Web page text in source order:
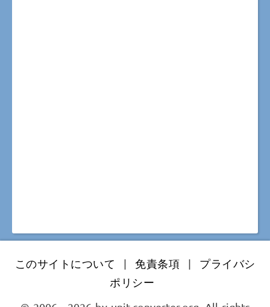
このサイトについて | 免責条項 |
プライバシ
ポリシー